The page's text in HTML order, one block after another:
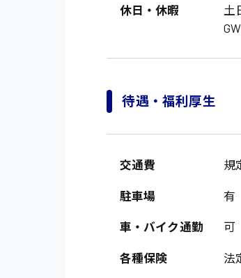
組立
医療事
IT・
広島市
山県郡
愛知県
千葉県
鳥取県
時給
時給
休日・休暇
土
待遇・福利厚生
交通費 規
駐車場 有
車・バイク通勤 可
各種保険 法